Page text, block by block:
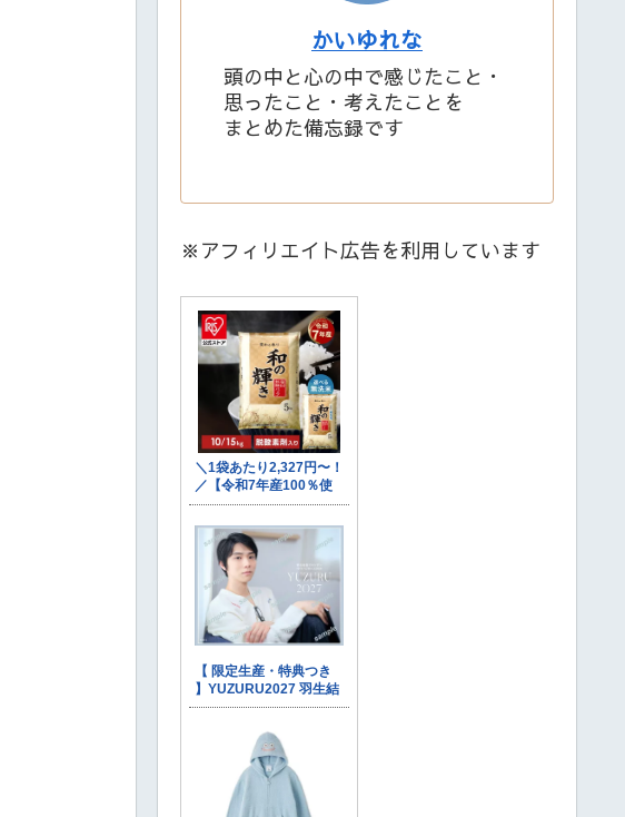
かいゆれな
頭の中と心の中で感じたこと・
思ったこと・考えたことを
まとめた備忘録です
※アフィリエイト広告を利用しています